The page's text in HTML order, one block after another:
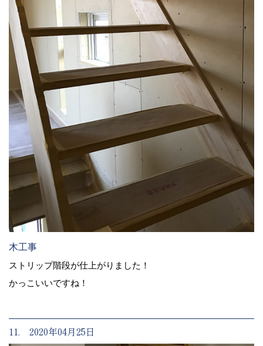
木工事
ストリップ階段が仕上がりました！
かっこいいですね！
11. 2020年04月25日